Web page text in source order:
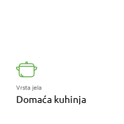
Vrsta jela
Domaća kuhinja